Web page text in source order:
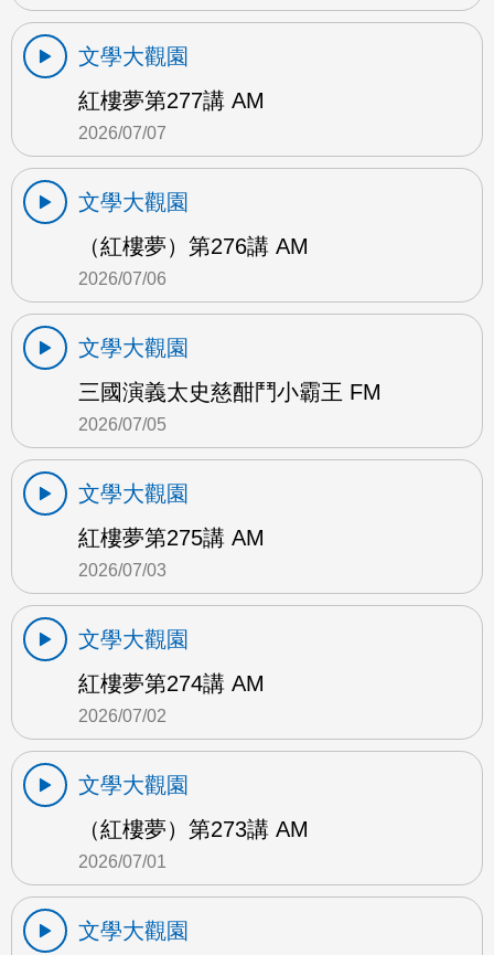
文學大觀園
紅樓夢第277講 AM
2026/07/07
文學大觀園
（紅樓夢）第276講 AM
2026/07/06
文學大觀園
三國演義太史慈酣鬥小霸王 FM
2026/07/05
文學大觀園
紅樓夢第275講 AM
2026/07/03
文學大觀園
紅樓夢第274講 AM
2026/07/02
文學大觀園
（紅樓夢）第273講 AM
2026/07/01
文學大觀園